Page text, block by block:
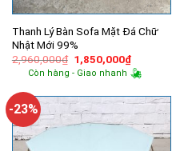
Thanh Lý Bàn Sofa Mặt Đá Chữ
Nhật Mới 99%
2,960,000₫ Giá
gốc
là:
1,850,000₫Giá
hiện
tại
Còn hàng - Giao nhanh
-23%